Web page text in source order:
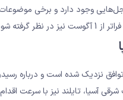
وجود دارد و برخی موضوعات
شود.
نزدیک شده است و درباره